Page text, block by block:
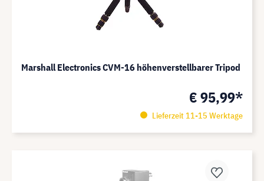
Marshall Electronics CVM-16 höhenverstellbarer Tripod
€ 95,99*
Lieferzeit 11-15 Werktage